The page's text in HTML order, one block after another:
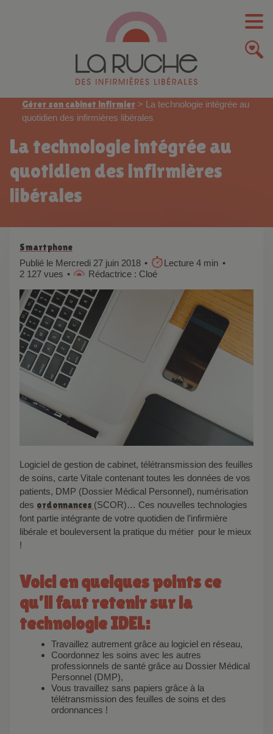
Gérer son cabinet infirmier > La technologie intégrée au
quotidien des infirmières libérales
La technologie intégrée au
quotidien des infirmières
libérales
Smartphone
Publié le Mercredi 27 juin 2018
Lecture 4 min
2 127 vues
Rédactrice : Cloé
Logiciel de gestion de cabinet, télétransmission des feuilles
de soins, carte Vitale contenant toutes les données de vos
patients, DMP (Dossier Médical Personnel), numérisation
des ordonnances (SCOR)… Ces nouvelles technologies
font partie intégrante de votre quotidien de l’infirmière
libérale et bouleversent la pratique du métier pour le mieux
!
Voici en quelques points ce
qu’il faut retenir sur la
technologie IDEL:
Travaillez autrement grâce au logiciel en réseau,
Coordonnez les soins avec les autres
professionnels de santé grâce au Dossier Médical
Personnel (DMP),
Vous travaillez sans papiers grâce à la
télétransmission des feuilles de soins et des
ordonnances !